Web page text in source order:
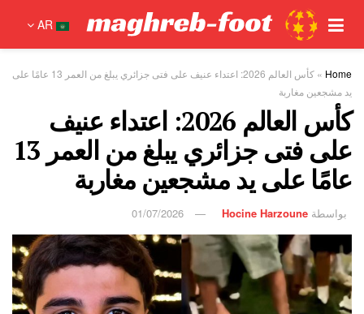
AR
Home
»
كأس العالم 2026: اعتداء عنيف على فتى جزائري يبلغ من العمر 13 عامًا على
يد مشجعين مغاربة
كأس العالم 2026: اعتداء عنيف
على فتى جزائري يبلغ من العمر 13
عامًا على يد مشجعين مغاربة
بواسطة Hocine Harzoune
01/07/2026